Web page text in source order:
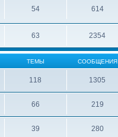
54 614
63 2354
ТЕМЫ СООБЩЕНИЯ
118 1305
66 219
39 280